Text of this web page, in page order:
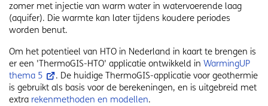
zomer met injectie van warm water in watervoerende laag
(aquifer). Die warmte kan later tijdens koudere periodes
worden benut.
Om het potentieel van HTO in Nederland in kaart te brengen is
er een 'ThermoGIS-HTO' applicatie ontwikkeld in WarmingUP
thema 5
. De huidige ThermoGIS-applicatie voor geothermie
is gebruikt als basis voor de berekeningen, en is uitgebreid met
extra rekenmethoden en modellen.